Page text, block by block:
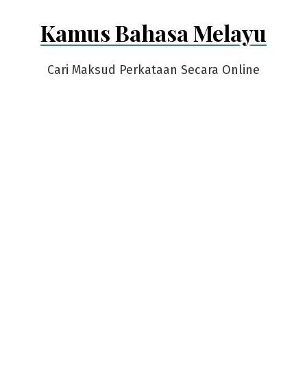
Kamus Bahasa Melayu
Cari Maksud Perkataan Secara Online